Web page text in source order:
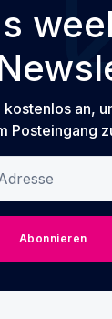
an,
Posteingang
Abonnieren